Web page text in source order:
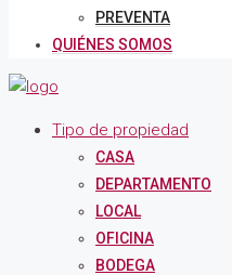
PREVENTA
QUIÉNES SOMOS
Tipo de propiedad
CASA
DEPARTAMENTO
LOCAL
OFICINA
BODEGA